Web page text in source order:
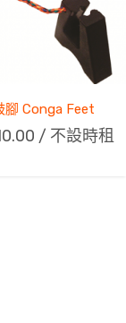
腳 Conga Feet
/ 不設時租